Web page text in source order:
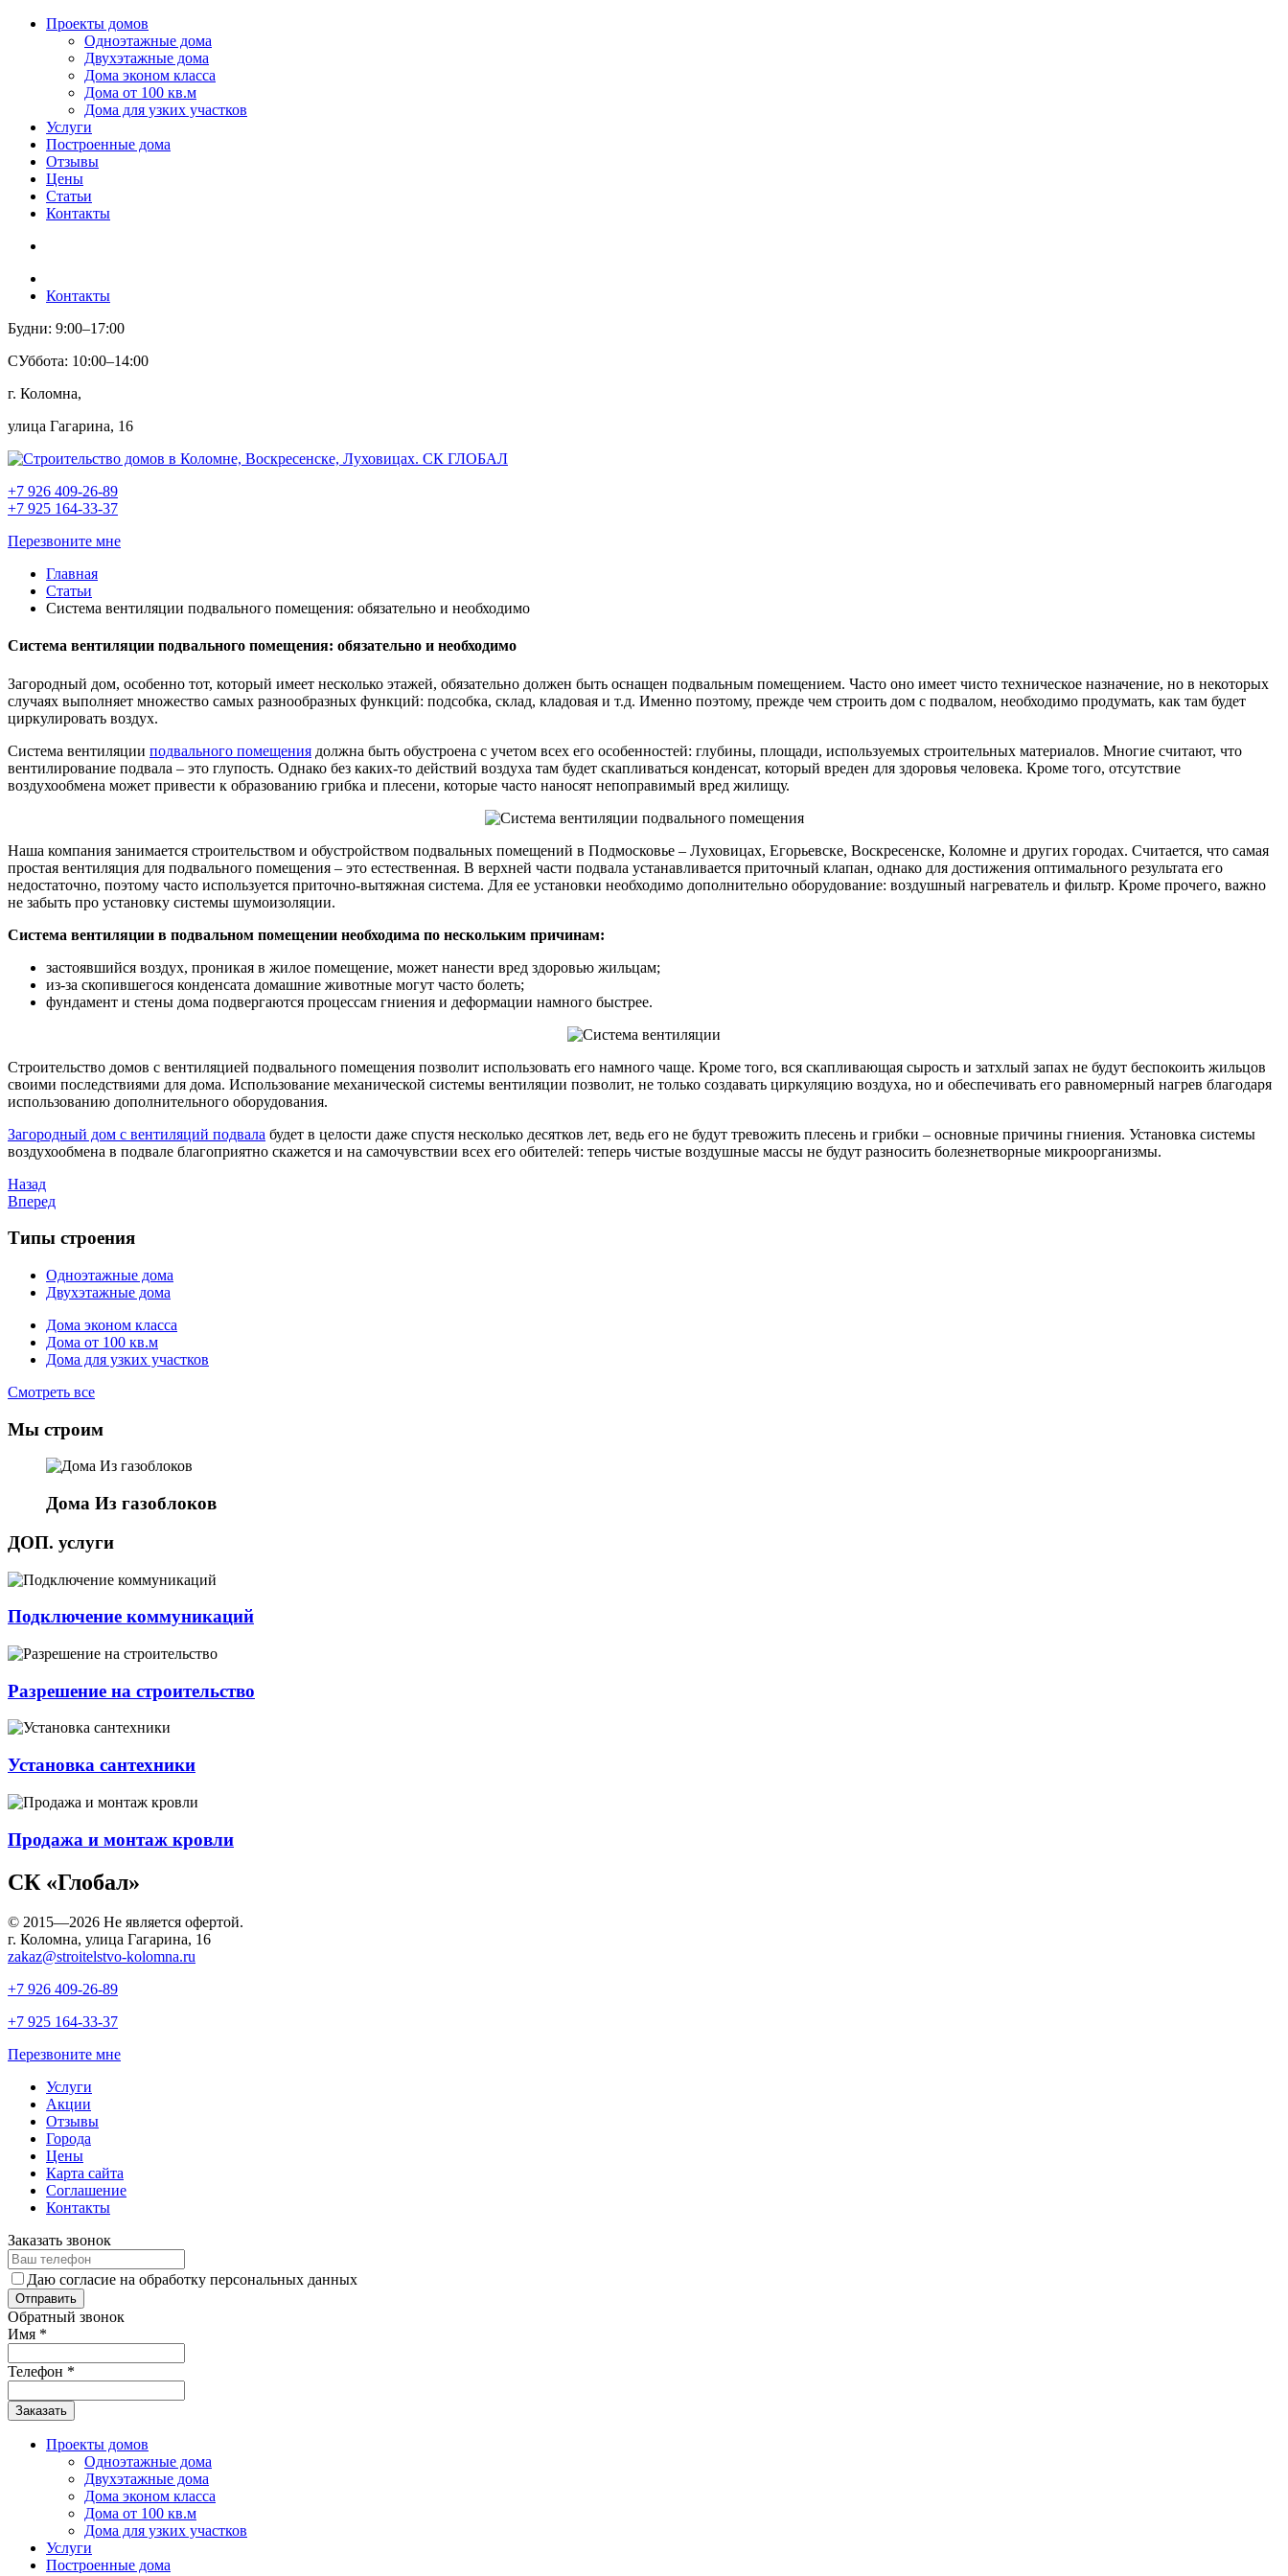
Проекты домов
Одноэтажные дома
Двухэтажные дома
Дома эконом класса
Дома от 100 кв.м
Дома для узких участков
Услуги
Построенные дома
Отзывы
Цены
Статьи
Контакты
Контакты
Будни: 9:00–17:00
СУббота: 10:00–14:00
г. Коломна,
улица Гагарина, 16
+7 926 409-26-89
+7 925 164-33-37
Перезвоните мне
Главная
Статьи
Система вентиляции подвального помещения: обязательно и необходимо
Система вентиляции подвального помещения: обязательно и необходимо
Загородный дом, особенно тот, который имеет несколько этажей, обязательно должен быть оснащен подвальным помещением. Часто оно имеет чисто техническое назначение, но в некоторых
случаях выполняет множество самых разнообразных функций: подсобка, склад, кладовая и т.д. Именно поэтому, прежде чем строить дом с подвалом, необходимо продумать, как там будет
циркулировать воздух.
Система вентиляции подвального помещения должна быть обустроена с учетом всех его особенностей: глубины, площади, используемых строительных материалов. Многие считают, что
вентилирование подвала – это глупость. Однако без каких-то действий воздуха там будет скапливаться конденсат, который вреден для здоровья человека. Кроме того, отсутствие
воздухообмена может привести к образованию грибка и плесени, которые часто наносят непоправимый вред жилищу.
Наша компания занимается строительством и обустройством подвальных помещений в Подмосковье – Луховицах, Егорьевске, Воскресенске, Коломне и других городах. Считается, что самая
простая вентиляция для подвального помещения – это естественная. В верхней части подвала устанавливается приточный клапан, однако для достижения оптимального результата его
недостаточно, поэтому часто используется приточно-вытяжная система. Для ее установки необходимо дополнительно оборудование: воздушный нагреватель и фильтр. Кроме прочего, важно
не забыть про установку системы шумоизоляции.
Система вентиляции в подвальном помещении необходима по нескольким причинам:
застоявшийся воздух, проникая в жилое помещение, может нанести вред здоровью жильцам;
из-за скопившегося конденсата домашние животные могут часто болеть;
фундамент и стены дома подвергаются процессам гниения и деформации намного быстрее.
Строительство домов с вентиляцией подвального помещения позволит использовать его намного чаще. Кроме того, вся скапливающая сырость и затхлый запах не будут беспокоить жильцов
своими последствиями для дома. Использование механической системы вентиляции позволит, не только создавать циркуляцию воздуха, но и обеспечивать его равномерный нагрев благодаря
использованию дополнительного оборудования.
Загородный дом с вентиляций подвала будет в целости даже спустя несколько десятков лет, ведь его не будут тревожить плесень и грибки – основные причины гниения. Установка системы
воздухообмена в подвале благоприятно скажется и на самочувствии всех его обителей: теперь чистые воздушные массы не будут разносить болезнетворные микроорганизмы.
Назад
Вперед
Типы строения
Одноэтажные дома
Двухэтажные дома
Дома эконом класса
Дома от 100 кв.м
Дома для узких участков
Смотреть все
Мы строим
Дома Из газоблоков
ДОП. услуги
Подключение коммуникаций
Разрешение на строительство
Установка сантехники
Продажа и монтаж кровли
СК «Глобал»
© 2015—2026 Не является офертой.
г. Коломна, улица Гагарина, 16
zakaz@stroitelstvo-kolomna.ru
+7 926 409-26-89
+7 925 164-33-37
Перезвоните мне
Услуги
Акции
Отзывы
Города
Цены
Карта сайта
Соглашение
Контакты
Заказать звонок
Даю согласие на обработку персональных данных
Обратный звонок
Имя *
Телефон *
Заказать
Проекты домов
Одноэтажные дома
Двухэтажные дома
Дома эконом класса
Дома от 100 кв.м
Дома для узких участков
Услуги
Построенные дома